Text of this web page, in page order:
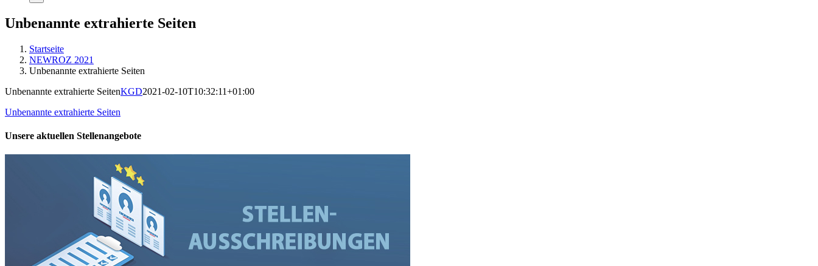
Unbenannte extrahierte Seiten
Startseite
NEWROZ 2021
Unbenannte extrahierte Seiten
Unbenannte extrahierte SeitenKGD2021-02-10T10:32:11+01:00
Unbenannte extrahierte Seiten
Unsere aktuellen Stellenangebote